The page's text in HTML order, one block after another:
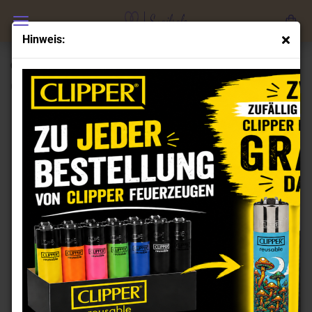
Hinweis:
Clipper Feuerzeuge Set Catz
(Art.Nr.:CL101621)